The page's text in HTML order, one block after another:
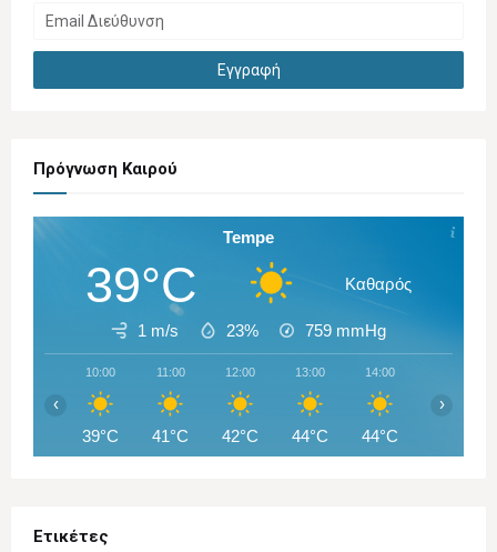
Πρόγνωση Καιρού
Tempe
39°C Καθαρός
1 m/s 23% 759 mmHg
10:00
39°C
11:00
41°C
12:00
42°C
13:00
44°C
14:00
44°C
‹ ›
Ετικέτες